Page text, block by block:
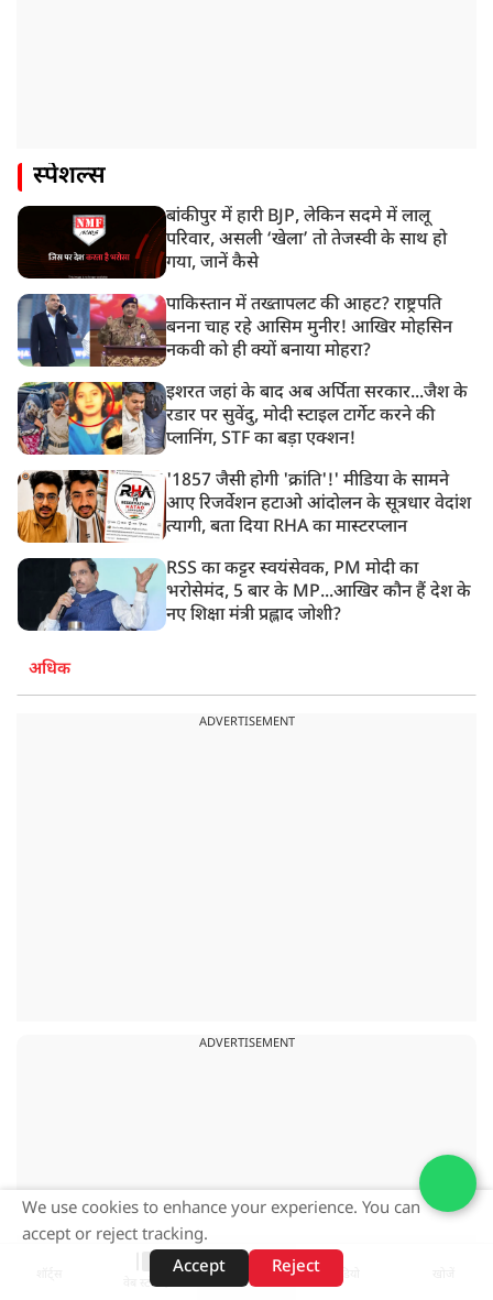
स्पेशल्स
बांकीपुर में हारी BJP, लेकिन सदमे में लालू
परिवार, असली ‘खेला’ तो तेजस्वी के साथ हो
गया, जानें कैसे
पाकिस्तान में तख्तापलट की आहट? राष्ट्रपति
बनना चाह रहे आसिम मुनीर! आखिर मोहसिन
नकवी को ही क्यों बनाया मोहरा?
इशरत जहां के बाद अब अर्पिता सरकार...जैश के
रडार पर सुवेंदु, मोदी स्टाइल टार्गेट करने की
प्लानिंग, STF का बड़ा एक्शन!
'1857 जैसी होगी 'क्रांति'!' मीडिया के सामने
आए रिजर्वेशन हटाओ आंदोलन के सूत्रधार वेदांश
त्यागी, बता दिया RHA का मास्टरप्लान
RSS का कट्टर स्वयंसेवक, PM मोदी का
भरोसेमंद, 5 बार के MP...आखिर कौन हैं देश के
नए शिक्षा मंत्री प्रह्लाद जोशी?
अधिक
ADVERTISEMENT
ADVERTISEMENT
वेब स्टोरीज़
We use cookies to enhance your experience. You can
accept or reject tracking.
Accept
Reject